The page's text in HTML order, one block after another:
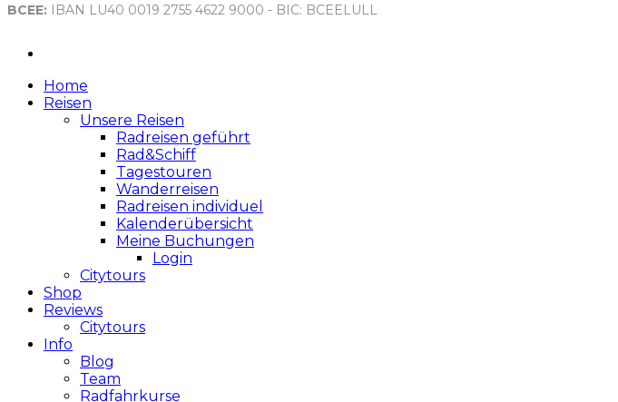
BCEE: IBAN LU40 0019 2755 4622 9000 - BIC: BCEELULL
Home
Reisen
Unsere Reisen
Radreisen geführt
Rad&Schiff
Tagestouren
Wanderreisen
Radreisen individuel
Kalenderübersicht
Meine Buchungen
Login
Citytours
Shop
Reviews
Citytours
Info
Blog
Team
Radfahrkurse